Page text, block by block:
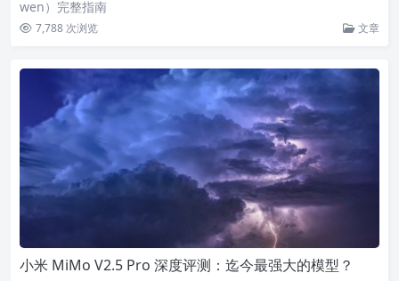
wen）完整指南
7,788 次浏览 文章
小米 MiMo V2.5 Pro 深度评测：迄今最强大的模型？